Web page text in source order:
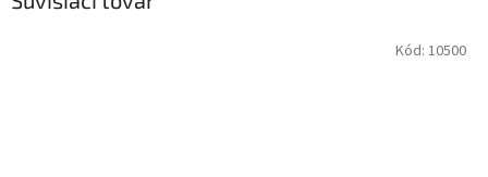
Kód: 10500